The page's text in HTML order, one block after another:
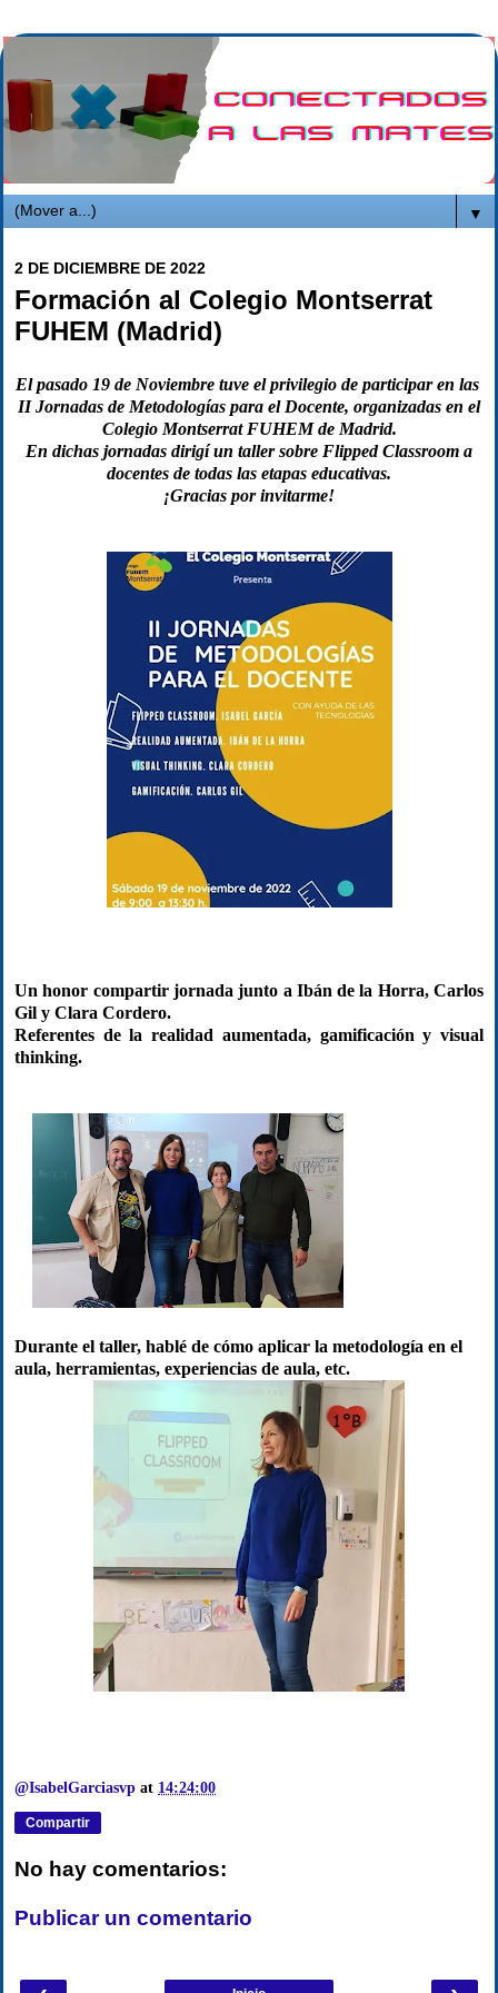
▼
2 DE DICIEMBRE DE 2022
Formación al Colegio Montserrat
FUHEM (Madrid)
El pasado 19 de Noviembre tuve el privilegio de participar en las
II Jornadas de Metodologías para el Docente, organizadas en el
Colegio Montserrat FUHEM de Madrid.
En dichas jornadas dirigí un taller sobre Flipped Classroom a
docentes de todas las etapas educativas.
¡Gracias por invitarme!
Un honor compartir jornada junto a Ibán de la Horra, Carlos
Gil y Clara Cordero.
Referentes de la realidad aumentada, gamificación y visual
thinking.
Durante el taller, hablé de cómo aplicar la metodología en el
aula, herramientas, experiencias de aula, etc.
@IsabelGarciasvp at 14:24:00
Compartir
No hay comentarios:
Publicar un comentario